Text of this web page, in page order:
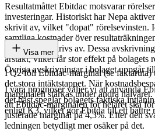
Resultatmåttet Ebitdac motsvarar
investeringar. Historiskt har Nepa
skrivit av, vilket "dopat" rörelsevinsten.
samtliga kostnader över
aktiveringar skrivs av. Dessa
årstakt, vilket får stor effekt på bolagets
Övriga avskrivningar i bolaget uppgår
I våra prognoser väljer vi att använda
det bäst speglar bolagets faktiska
enligt K3, vilket gör Ebitda till ett bättre
Visa mer
I Q2 föll Ebitdac-marginal (se
det stora intäktstappet. När
marginalen stärkas under andra
att Ebitdac-marginalen för helåret ska
justerade marginal på 4,3%. Efter den
ledningen betydligt mer osäker på det.